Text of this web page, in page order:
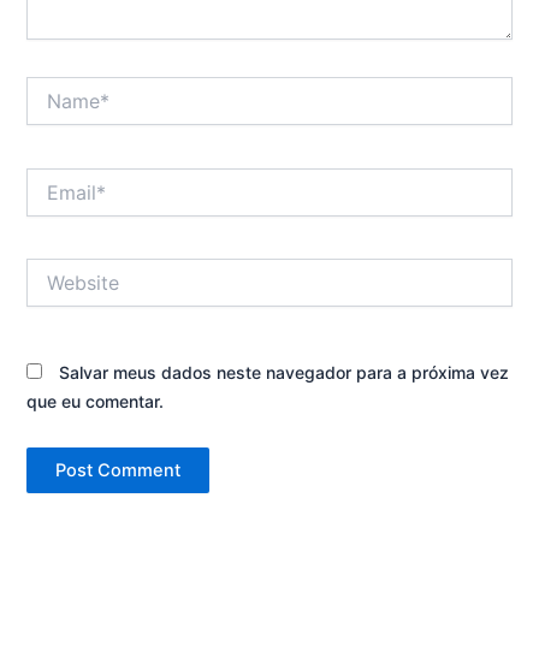
Salvar meus dados neste navegador para a próxima vez
que eu comentar.